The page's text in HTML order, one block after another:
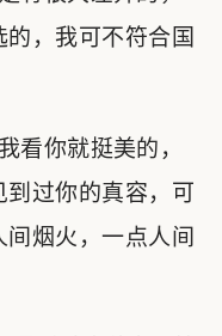
，我可不符合国
看你就挺美的，
过你的真容，可
烟火，一点人间